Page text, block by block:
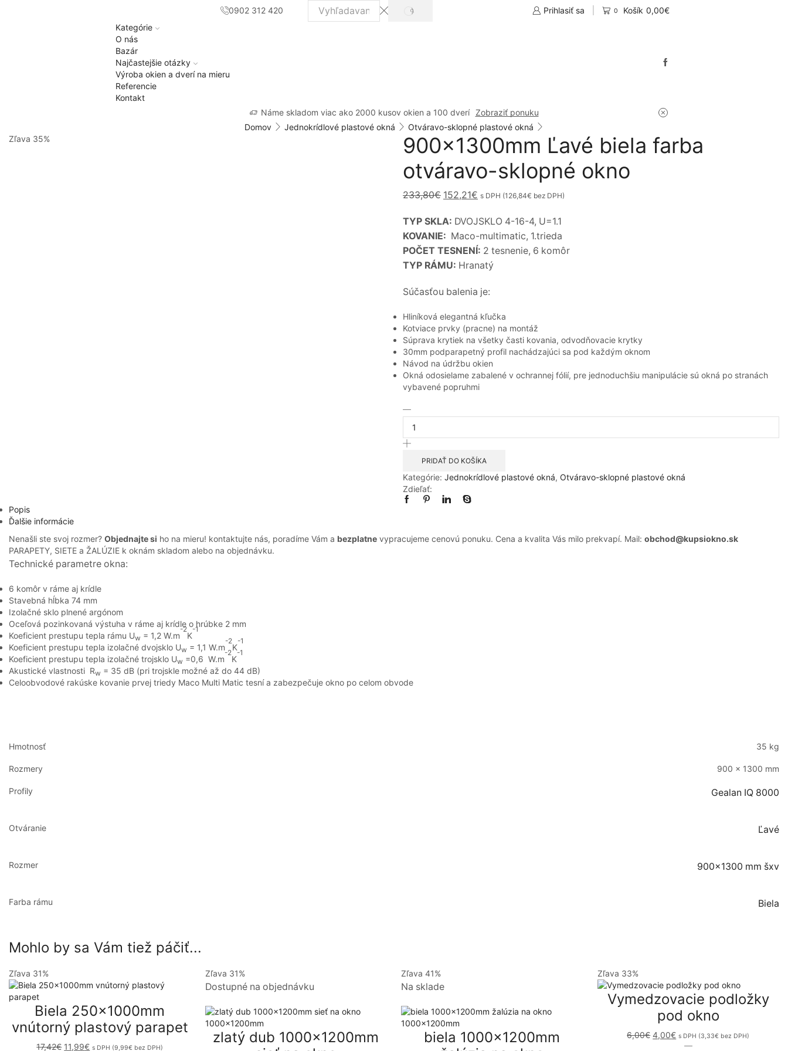
0902 312 420
Search
VYHĽADÁVANIE Prihlasiť sa 0 Košík 0,00€
Kategórie
O nás
Bazár
Najčastejšie otázky
Výroba okien a dverí na mieru
Referencie
Kontakt
Náme skladom viac ako 2000 kusov okien a 100 dverí
Zobraziť ponuku
Domov
Jednokrídlové plastové okná
Otváravo-sklopné plastové okná
Zľava 35%
900x1300mm Ľavé biela farba
otváravo-sklopné okno
233,80€ Pôvodná
bola:
233,80€.
152,21€ Aktuálna
je:
152,21€.
s DPH (126,84€ bez DPH)
TYP SKLA: DVOJSKLO 4-16-4, U=1.1
KOVANIE: Maco-multimatic, 1.trieda
POČET TESNENÍ: 2 tesnenie, 6 komôr
TYP RÁMU: Hranatý
Súčasťou balenia je:
Hliníková elegantná kľučka
Kotviace prvky (pracne) na montáž
Súprava krytiek na všetky časti kovania, odvodňovacie krytky
30mm podparapetný profil nachádzajúci sa pod každým oknom
Návod na údržbu okien
Okná odosielame zabalené v ochrannej fólií, pre jednoduchšiu manipulácie sú okná po stranách
vybavené popruhmi
množstvo
Ľavé
biela
farba
sklopné
okno
PRIDAŤ DO KOŠÍKA
Kategórie: Jednokrídlové plastové okná, Otváravo-sklopné plastové okná
Zdieľať:
Popis
Ďalšie informácie
Nenašli ste svoj rozmer? Objednajte si ho na mieru! kontaktujte nás, poradíme Vám a bezplatne vypracujeme cenovú ponuku. Cena a kvalita Vás milo prekvapí. Mail: obchod@kupsiokno.sk
PARAPETY, SIETE a ŽALÚZIE k oknám skladom alebo na objednávku.
Technické parametre okna:
6 komôr v ráme aj krídle
Stavebná hĺbka 74 mm
Izolačné sklo plnené argónom
Oceľová pozinkovaná výstuha v ráme aj krídle o hrúbke 2 mm
Koeficient prestupu tepla rámu Uw = 1,2 W.m
-2
K
-1
Koeficient prestupu tepla izolačné dvojsklo Uw = 1,1 W.m
-2
K
-1
Koeficient prestupu tepla izolačné trojsklo Uw =0,6 W.m
-2
K
-1
Akustické vlastnosti Rw = 35 dB (pri trojskle možné až do 44 dB)
Celoobvodové rakúske kovanie prvej triedy Maco Multi Matic tesní a zabezpečuje okno po celom obvode
Hmotnosť 35 kg
Rozmery 900 × 1300 mm
Profily Gealan IQ 8000
Otváranie Ľavé
Rozmer 900×1300 mm šxv
Farba rámu Biela
Mohlo by sa Vám tiež páčiť...
Zľava 31%
Biela 250x1000mm
vnútorný plastový parapet
17,42€ Pôvodná
11,99€Aktuálna
s DPH (9,99€ bez DPH)
Zľava 31%
Dostupné na objednávku
zlatý dub 1000x1200mm
Zľava 41%
Na sklade
biela 1000x1200mm
Zľava 33%
Vymedzovacie podložky
pod okno
6,00€ Pôvodná
4,00€Aktuálna
cena
s DPH (3,33€ bez DPH)
množstvo